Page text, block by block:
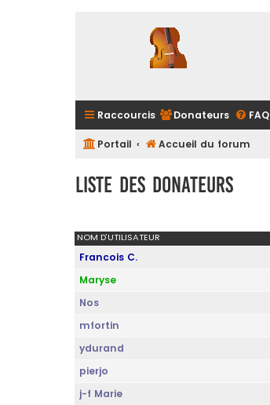
Raccourcis Donateurs FAQ
Portail Accueil du forum
Liste des donateurs
NOM D’UTILISATEUR
Francois C.
Maryse
Nos
mfortin
ydurand
pierjo
j-f Marie